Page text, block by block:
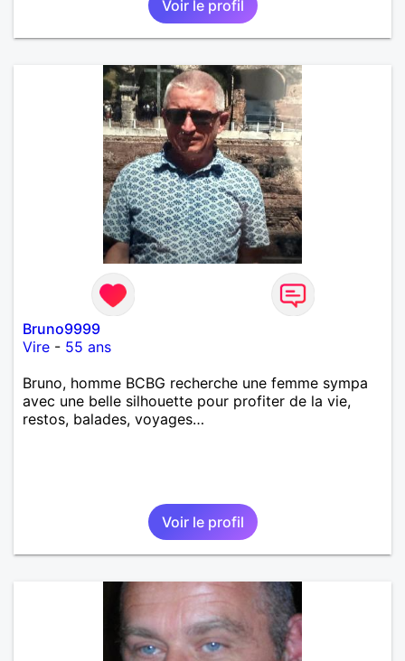
qualités importantes. Je suis calme mais
dynamique, réfléchi et organisé. J'ai des valeurs
solides et de l'humour. Assez sportif je pratique
J'aime les balades, la découverte de nouveaux
paysages, les voyages lointains ou pas, pour des
escapades la France est magnifique et pleine de
ressources. Je jardine, bricole, cuisine, je suis un
peu touche à tout. J'apprécie les spectacles, le
cinéma, les sorties restaurant, les moments entre
amis ou en famille, les rires partagés et la
complicité. Je suis facilement mobile. J'aimerai
rencontrer une femme douce, bienveillante, ouverte
et dynamique qui comme moi recherche une
relation basée sur l'authenticité, la complicité, la
confiance et le respect sans prise de tête. Partager
loisirs et bons moments est pour moi essentiel. Je
vis à la campagne à 3 kms de Vire et possède une
petite chienne teckel nain de 24 mois très
affectueuse.
Voir le profil
Bruno9999
Vire - 55 ans
Bruno, homme BCBG recherche une femme sympa
avec une belle silhouette pour profiter de la vie,
restos, balades, voyages…
Voir le profil